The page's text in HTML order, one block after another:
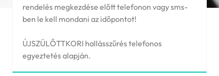
rendelés megkezdése előtt telefonon vagy sms-
ben le kell mondani az időpontot!
ÚJSZÜLŐTTKORI hallásszűrés telefonos
egyeztetés alapján.